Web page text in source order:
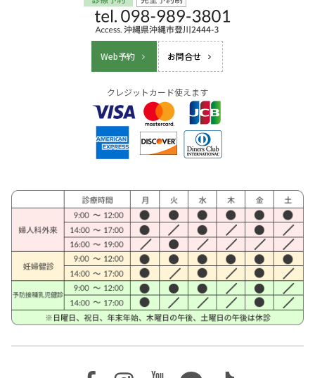
Web予約 お問合せ
クレジットカード使えます